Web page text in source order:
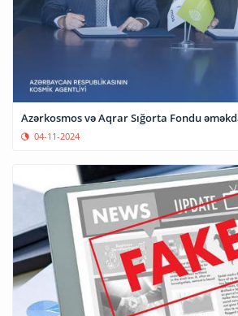
Azərkosmos və Aqrar Sığorta Fondu
04-11-2024